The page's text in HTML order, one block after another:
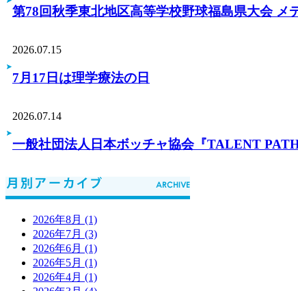
第78回秋季東北地区高等学校野球福島県大会 メ
2026.07.15
7月17日は理学療法の日
2026.07.14
一般社団法人日本ボッチャ協会『TALENT
2026年8月 (1)
2026年7月 (3)
2026年6月 (1)
2026年5月 (1)
2026年4月 (1)